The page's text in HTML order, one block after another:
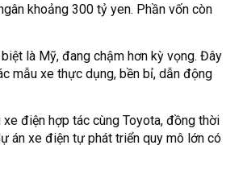
khoảng 300 tỷ yen. Phần vốn còn
là Mỹ, đang chậm hơn kỳ vọng. Đây
mẫu xe thực dụng, bền bỉ, dẫn động
điện hợp tác cùng Toyota, đồng thời
án xe điện tự phát triển quy mô lớn có